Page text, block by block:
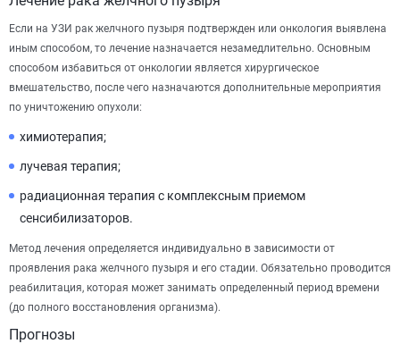
Если на УЗИ рак желчного пузыря подтвержден или онкология выявлена
иным способом, то лечение назначается незамедлительно. Основным
способом избавиться от онкологии является хирургическое
вмешательство, после чего назначаются дополнительные мероприятия
по уничтожению опухоли:
химиотерапия;
лучевая терапия;
радиационная терапия с комплексным приемом
сенсибилизаторов.
Метод лечения определяется индивидуально в зависимости от
проявления рака желчного пузыря и его стадии. Обязательно проводится
реабилитация, которая может занимать определенный период времени
(до полного восстановления организма).
Прогнозы